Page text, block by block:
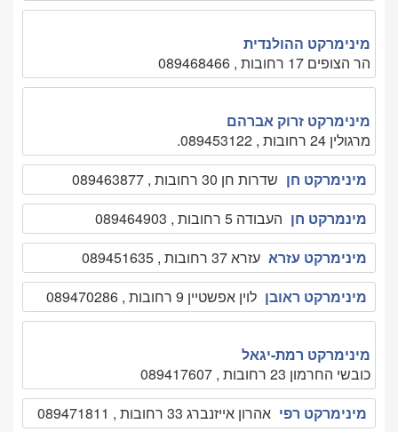
מינימרקט ההולנדית
הר הצופים 17 רחובות , 089468466
מינימרקט זרוק אברהם
מרגולין 24 רחובות , 089453122.
מינימרקט חן שדרות חן 30 רחובות , 089463877
מינמרקט חן העבודה 5 רחובות , 089464903
מינימרקט עזרא עזרא 37 רחובות , 089451635
מינימרקט ראובן לוין אפשטיין 9 רחובות , 089470286
מינימרקט רמת-יגאל
כובשי החרמון 23 רחובות , 089417607
מינימרקט רפי אהרון אייזנברג 33 רחובות , 089471811